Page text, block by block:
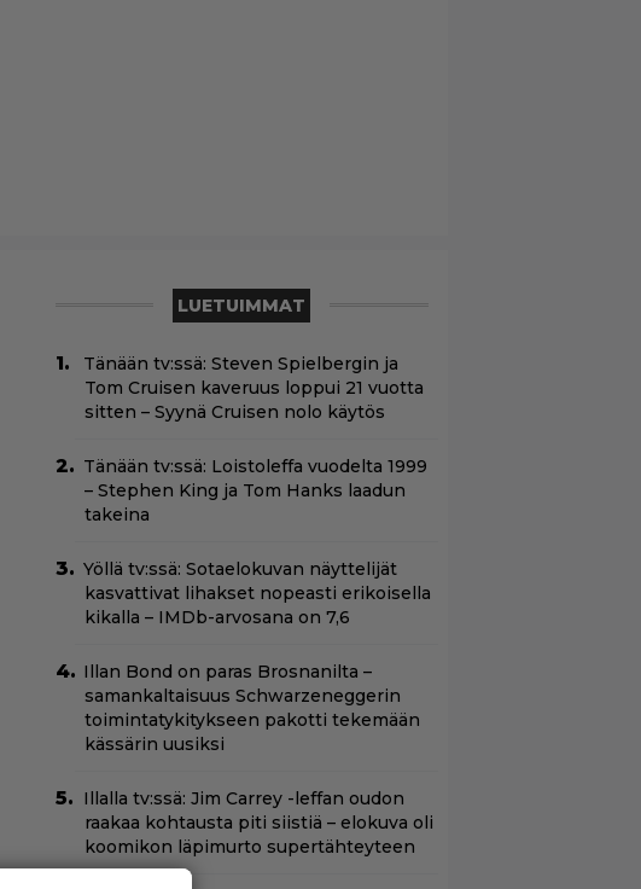
LUETUIMMAT
Tänään tv:ssä: Steven Spielbergin ja
Tom Cruisen kaveruus loppui 21 vuotta
sitten – Syynä Cruisen nolo käytös
Tänään tv:ssä: Loistoleffa vuodelta 1999
– Stephen King ja Tom Hanks laadun
takeina
Yöllä tv:ssä: Sotaelokuvan näyttelijät
kasvattivat lihakset nopeasti erikoisella
kikalla – IMDb-arvosana on 7,6
Illan Bond on paras Brosnanilta –
samankaltaisuus Schwarzeneggerin
toimintatykitykseen pakotti tekemään
kässärin uusiksi
Illalla tv:ssä: Jim Carrey -leffan oudon
raakaa kohtausta piti siistiä – elokuva oli
koomikon läpimurto supertähteyteen